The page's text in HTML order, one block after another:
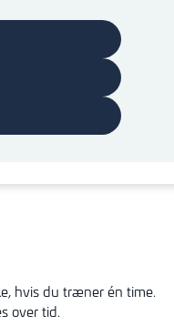
hvis du træner én time.
over tid.